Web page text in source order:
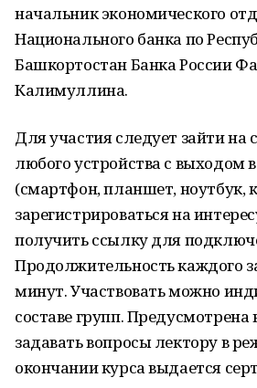
начальник экономического
Национального банка по
Башкортостан Банка России
Калимуллина.
Для участия следует зайти на
любого устройства с выходом
(смартфон, планшет, ноутбук,
зарегистрироваться на
получить ссылку для
Продолжительность каждого
минут. Участвовать можно
составе групп. Предусмотрена
задавать вопросы лектору в
окончании курса выдается